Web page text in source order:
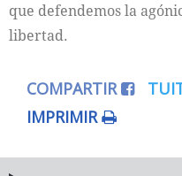
que defendemos la
libertad.
COMPARTIR
IMPRIMIR